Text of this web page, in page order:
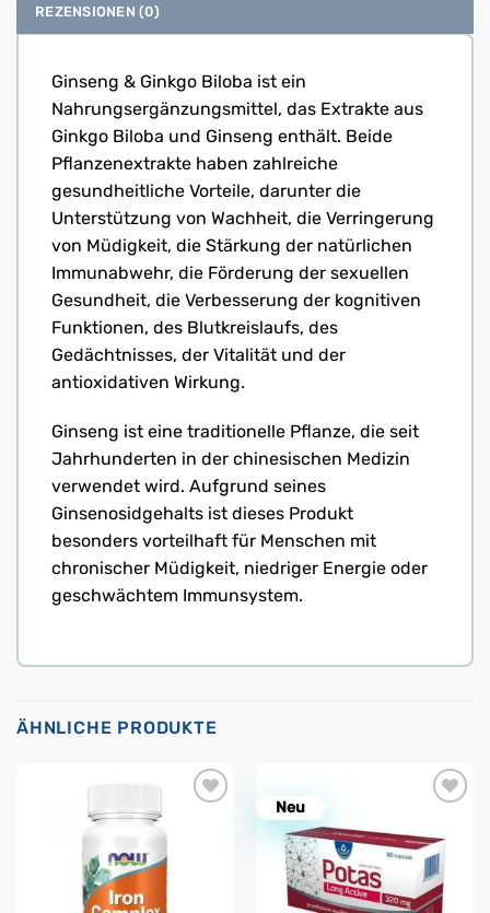
REZENSIONEN (0)
Ginseng & Ginkgo Biloba ist ein
Nahrungsergänzungsmittel, das Extrakte aus
Ginkgo Biloba und Ginseng enthält. Beide
Pflanzenextrakte haben zahlreiche
gesundheitliche Vorteile, darunter die
Unterstützung von Wachheit, die Verringerung
von Müdigkeit, die Stärkung der natürlichen
Immunabwehr, die Förderung der sexuellen
Gesundheit, die Verbesserung der kognitiven
Funktionen, des Blutkreislaufs, des
Gedächtnisses, der Vitalität und der
antioxidativen Wirkung.
Ginseng ist eine traditionelle Pflanze, die seit
Jahrhunderten in der chinesischen Medizin
verwendet wird. Aufgrund seines
Ginsenosidgehalts ist dieses Produkt
besonders vorteilhaft für Menschen mit
chronischer Müdigkeit, niedriger Energie oder
geschwächtem Immunsystem.
ÄHNLICHE PRODUKTE
Neu